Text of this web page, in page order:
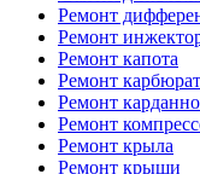
Ремонт
Ремонт
Ремонт капота
Ремонт
Ремонт
Ремонт
Ремонт крыла
Ремонт крыши